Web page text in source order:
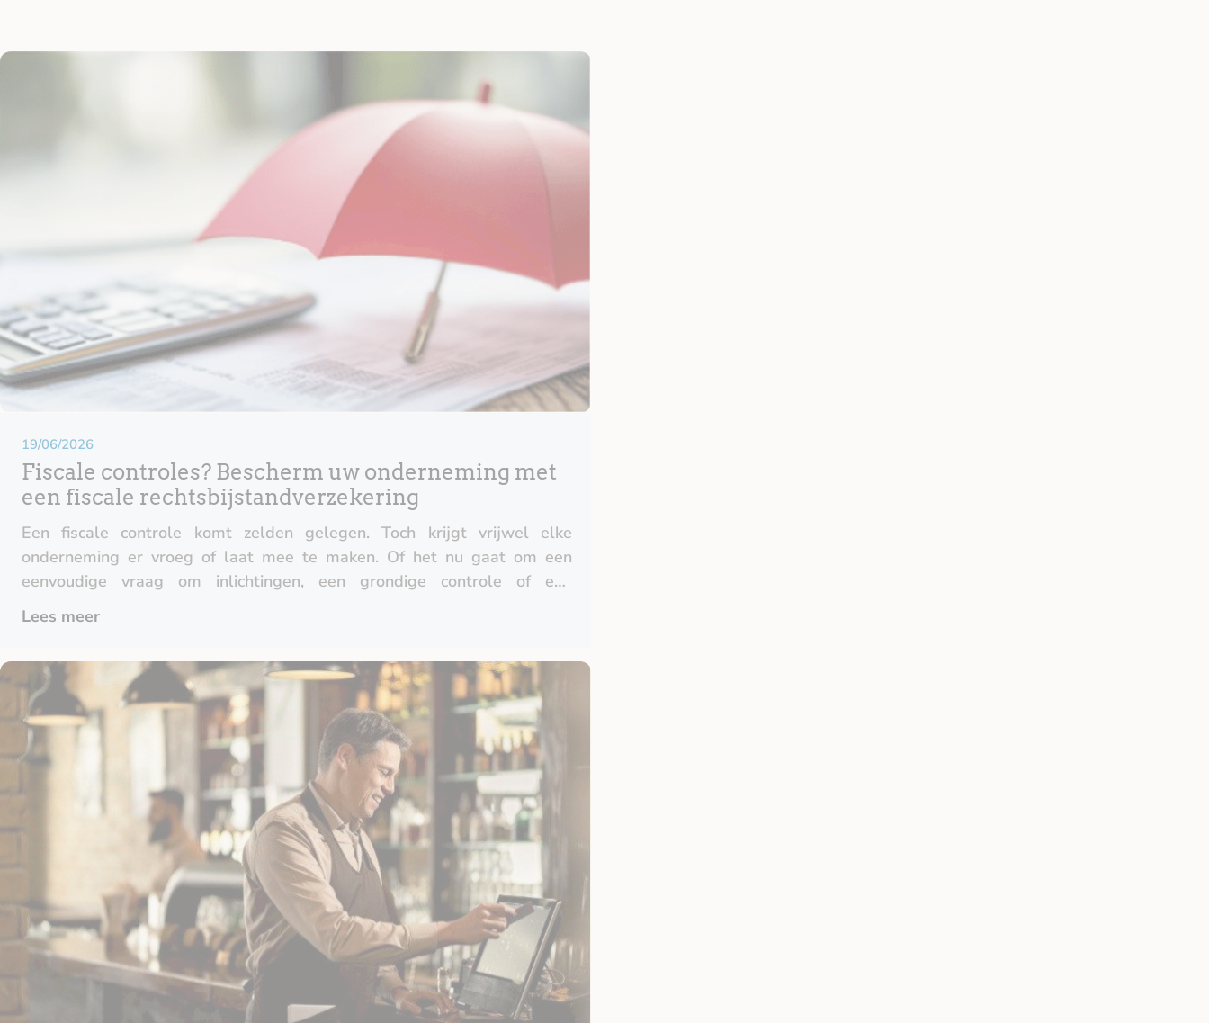
19/06/2026
Fiscale controles? Bescherm uw onderneming met
een fiscale rechtsbijstandverzekering
Een fiscale controle komt zelden gelegen. Toch krijgt vrijwel elke
onderneming er vroeg of laat mee te maken. Of het nu gaat om een
eenvoudige vraag om inlichtingen, een grondige controle of een
betwisting met de fiscus: de impact kan aanzienlijk zijn – zowel qua tijd
Lees meer